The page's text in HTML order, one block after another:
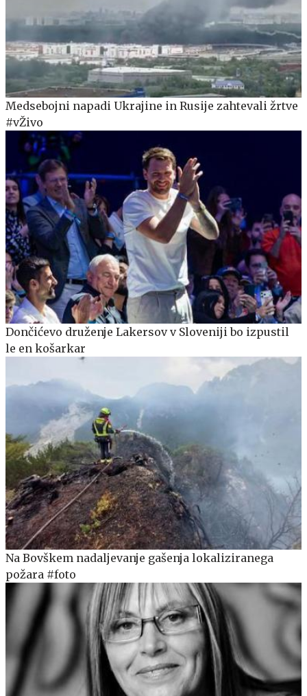
Medsebojni napadi Ukrajine in Rusije zahtevali žrtve
#vŽivo
Dončićevo druženje Lakersov v Sloveniji bo izpustil
le en košarkar
Na Bovškem nadaljevanje gašenja lokaliziranega
požara #foto